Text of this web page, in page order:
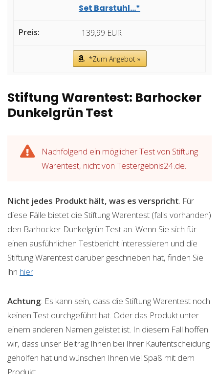
Set Barstuhl...*
139,99 EUR
*Zum Angebot »
Stiftung Warentest: Barhocker
Dunkelgrün Test
Nachfolgend ein möglicher Test von Stiftung
Warentest, nicht von Testergebnis24.de.
Nicht jedes Produkt hält, was es verspricht. Für
diese Fälle bietet die Stiftung Warentest (falls vorhanden)
den Barhocker Dunkelgrün Test an. Wenn Sie sich für
einen ausführlichen Testbericht interessieren und die
Stiftung Warentest darüber geschrieben hat, finden Sie
ihn hier.
Achtung: Es kann sein, dass die Stiftung Warentest noch
keinen Test durchgeführt hat. Oder das Produkt unter
einem anderen Namen gelistet ist. In diesem Fall hoffen
wir, dass unser Beitrag Ihnen bei Ihrer Kaufentscheidung
geholfen hat und wünschen Ihnen viel Spaß mit dem